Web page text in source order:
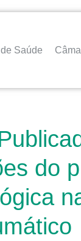
Saúde
do